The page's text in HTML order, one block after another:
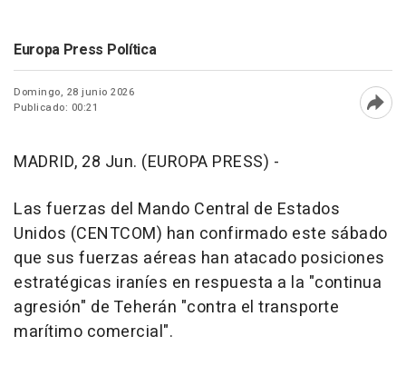
Europa Press Política
Domingo, 28 junio 2026
Publicado: 00:21
MADRID, 28 Jun. (EUROPA PRESS) -
Las fuerzas del Mando Central de Estados
Unidos (CENTCOM) han confirmado este sábado
que sus fuerzas aéreas han atacado posiciones
estratégicas iraníes en respuesta a la "continua
agresión" de Teherán "contra el transporte
marítimo comercial".